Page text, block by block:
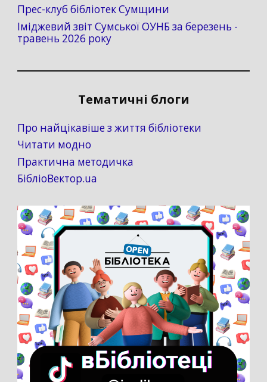
Прес-клуб бібліотек Сумщини
Іміджевий звіт Сумської ОУНБ за березень -
травень 2026 року
Тематичні блоги
Про найцікавіше з життя бібліотеки
Читати модно
Практична методичка
БібліоВектор.ua